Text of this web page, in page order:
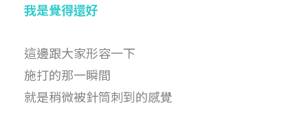
我是覺得還好
這邊跟大家形容一下
施打的那一瞬間
就是稍微被針筒刺到的感覺